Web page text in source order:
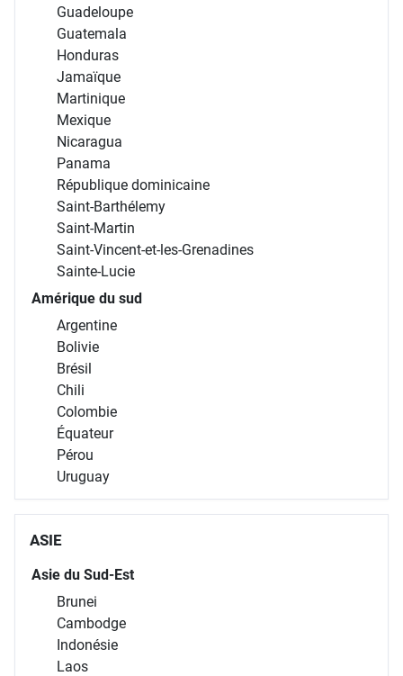
Guadeloupe
Guatemala
Honduras
Jamaïque
Martinique
Mexique
Nicaragua
Panama
République dominicaine
Saint-Barthélemy
Saint-Martin
Saint-Vincent-et-les-Grenadines
Sainte-Lucie
Amérique du sud
Argentine
Bolivie
Brésil
Chili
Colombie
Équateur
Pérou
Uruguay
ASIE
Asie du Sud-Est
Brunei
Cambodge
Indonésie
Laos